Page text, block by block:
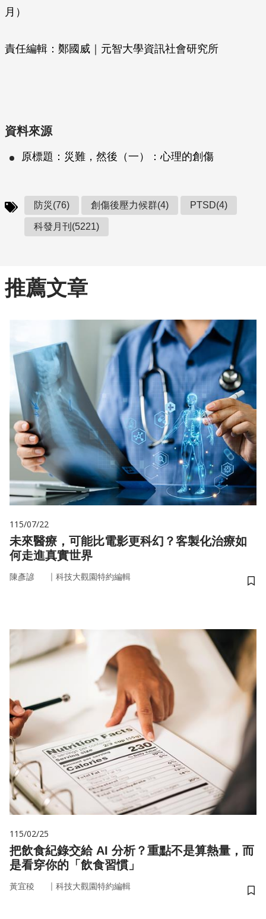
月）
責任編輯：鄭國威｜元智大學資訊社會研究所
資料來源
原標題：災難，然後（一）：心理的創傷
防災(76) 創傷後壓力候群(4) PTSD(4)
科發月刊(5221)
推薦文章
115/07/22
未來醫療，可能比電影更科幻？客製化治療如
何走進真實世界
陳彥諺 ｜ 科技大觀園特約編輯
儲
115/02/25
把飲食紀錄交給 AI 分析？重點不是算熱量，而
是看穿你的「飲食習慣」
黃宜稜 ｜ 科技大觀園特約編輯
儲